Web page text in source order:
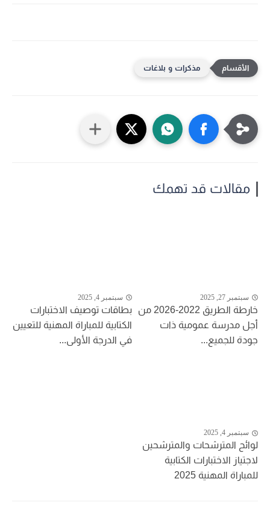
مذكرات و بلاغات
مقالات قد تهمك
سبتمبر 27, 2025
خارطة الطريق 2022-2026 من
أجل مدرسة عمومية ذات
جودة للجميع...
سبتمبر 4, 2025
بطاقات توصيف الاختبارات
الكتابية للمباراة المهنية للتعيين
في الدرجة الأولى...
سبتمبر 4, 2025
لوائح المترشحات والمترشحين
لاجتياز الاختبارات الكتابية
للمباراة المهنية 2025